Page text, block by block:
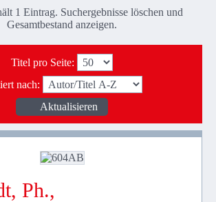
1 Eintrag. Suchergebnisse löschen und
Gesamtbestand anzeigen.
Titel pro Seite:
nach:
Ph.,